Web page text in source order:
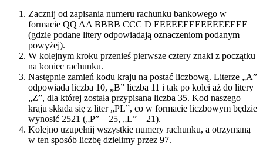
Zacznij od zapisania numeru rachunku bankowego w
formacie QQ AA BBBB CCC D EEEEEEEEEEEEEEEE
(gdzie podane litery odpowiadają oznaczeniom podanym
powyżej).
W kolejnym kroku przenieś pierwsze cztery znaki z początku
na koniec rachunku.
Następnie zamień kodu kraju na postać liczbową. Literze „A”
odpowiada liczba 10, „B” liczba 11 i tak po kolei aż do litery
„Z”, dla której została przypisana liczba 35. Kod naszego
kraju składa się z liter „PL”, co w formacie liczbowym będzie
wynosić 2521 („P” – 25, „L” – 21).
Kolejno uzupełnij wszystkie numery rachunku, a otrzymaną
w ten sposób liczbę dzielimy przez 97.